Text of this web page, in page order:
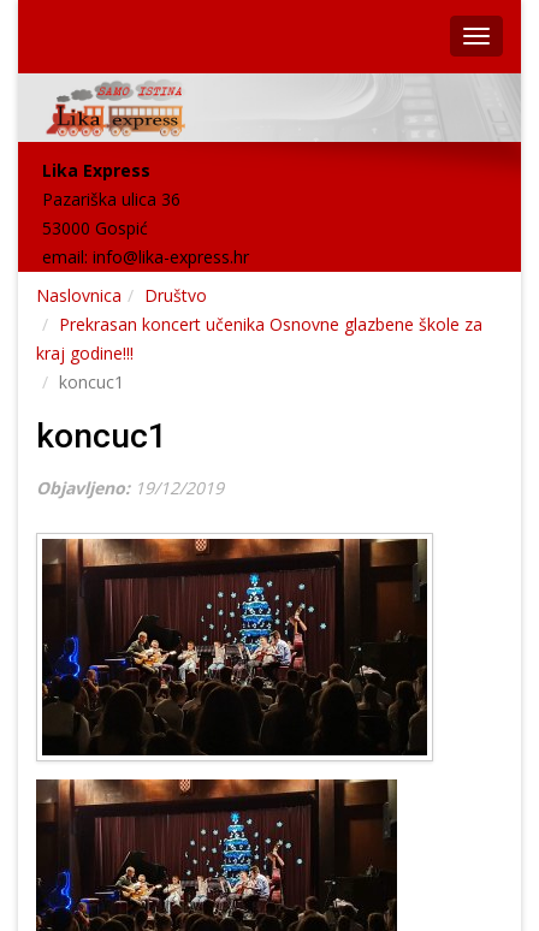
Lika Express
Pazariška ulica 36
53000 Gospić
email: info@lika-express.hr
Naslovnica
Društvo
Prekrasan koncert učenika Osnovne glazbene škole za
kraj godine!!!
koncuc1
koncuc1
Objavljeno: 19/12/2019